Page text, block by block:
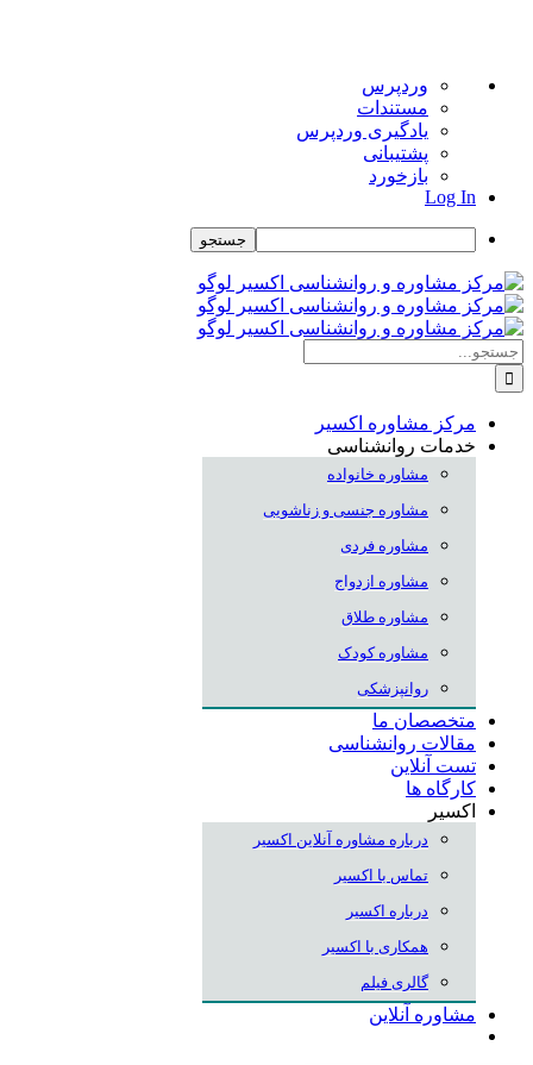
درباره
وردپرس
وردپرس
مستندات
یادگیری وردپرس
پشتیبانی
بازخورد
Log In
جستجو
Skip
to
content
جستجو
برای:
مرکز مشاوره اکسیر
خدمات روانشناسی
مشاوره خانواده
مشاوره جنسی و زناشویی
مشاوره فردی
مشاوره ازدواج
مشاوره طلاق
مشاوره کودک
روانپزشکی
متخصصان ما
مقالات روانشناسی
تست آنلاین
کارگاه ها
اکسیر
درباره مشاوره آنلاین اکسیر
تماس با اکسیر
درباره اکسیر
همکاری با اکسیر
گالری فیلم
مشاوره آنلاین